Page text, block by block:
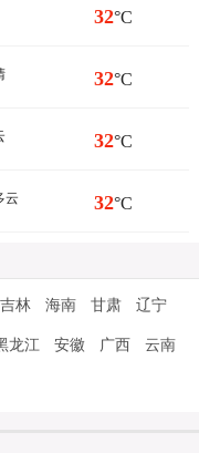
32°C
32°C
32°C
云 32°C
吉林 海南 甘肃 辽宁
龙江 安徽 广西 云南